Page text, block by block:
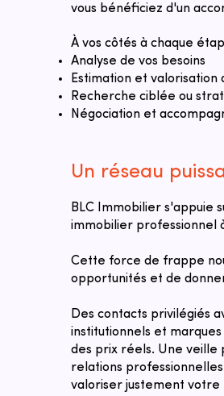
vous bénéficiez d'un
À vos côtés à chaque
Analyse de vos besoins
Estimation et valorisation
Recherche ciblée ou
Négociation et
Un réseau
BLC Immobilier s'appuie
immobilier professionnel
Cette force de frappe
opportunités et de
Des contacts privilégiés
institutionnels et
des prix réels. Une veille
relations
valoriser justement votre